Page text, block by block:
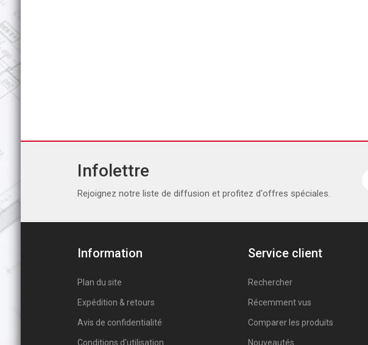
Infolettre
Rejoignez notre liste de diffusion et profitez d'offres spéciales.
Information
Plan du site
Expédition & retours
Avis de confidentialité
Conditions d'utilisation
Service client
Rechercher
Récemment vus
Comparer les produits
Nouveautés